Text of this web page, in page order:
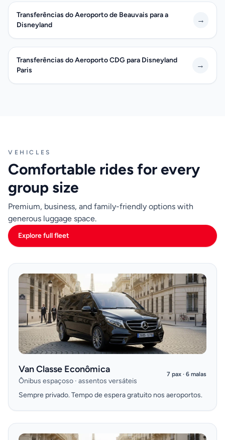
Transferências do Aeroporto de Beauvais para a
Disneyland
→
Transferências do Aeroporto CDG para Disneyland
Paris
→
VEHICLES
Comfortable rides for every
group size
Premium, business, and family-friendly options with
generous luggage space.
Explore full fleet
Van Classe Econômica
Ônibus espaçoso · assentos versáteis
7 pax · 6 malas
Sempre privado. Tempo de espera gratuito nos aeroportos.